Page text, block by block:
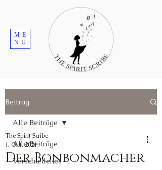
ME
NU
Beitrag
Alle Beiträge
Verschiedenes
Alle Beiträge
Der Bonbonmacher
The Spirit Scribe
1. Okt. 2021